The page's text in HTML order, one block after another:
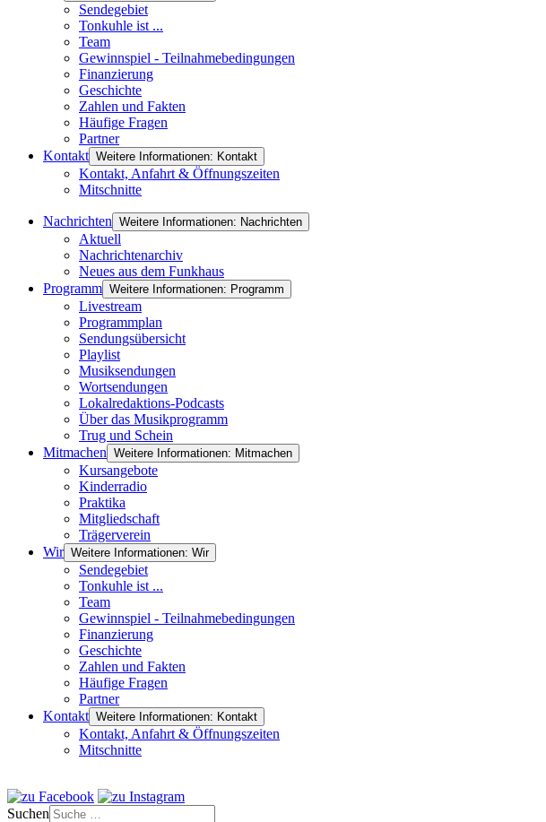
Sendegebiet
Tonkuhle ist ...
Team
Gewinnspiel - Teilnahmebedingungen
Finanzierung
Geschichte
Zahlen und Fakten
Häufige Fragen
Partner
Kontakt Weitere Informationen: Kontakt
Kontakt, Anfahrt & Öffnungszeiten
Mitschnitte
Nachrichten Weitere Informationen: Nachrichten
Aktuell
Nachrichtenarchiv
Neues aus dem Funkhaus
Programm Weitere Informationen: Programm
Livestream
Programmplan
Sendungsübersicht
Playlist
Musiksendungen
Wortsendungen
Lokalredaktions-Podcasts
Über das Musikprogramm
Trug und Schein
Mitmachen Weitere Informationen: Mitmachen
Kursangebote
Kinderradio
Praktika
Mitgliedschaft
Trägerverein
Wir Weitere Informationen: Wir
Sendegebiet
Tonkuhle ist ...
Team
Gewinnspiel - Teilnahmebedingungen
Finanzierung
Geschichte
Zahlen und Fakten
Häufige Fragen
Partner
Kontakt Weitere Informationen: Kontakt
Kontakt, Anfahrt & Öffnungszeiten
Mitschnitte
Suchen